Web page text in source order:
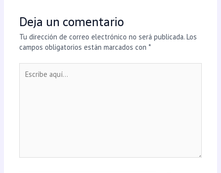
Deja un comentario
Tu dirección de correo electrónico no será publicada. Los
campos obligatorios están marcados con*